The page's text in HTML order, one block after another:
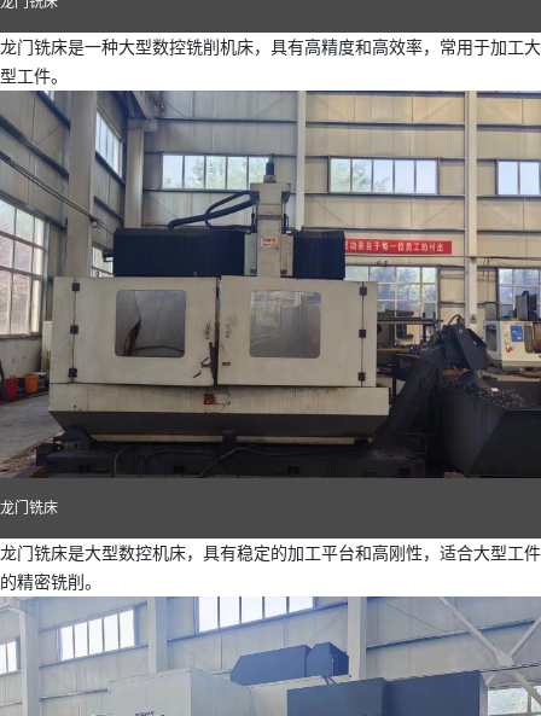
龙门铣床是一种大型数控铣削机床，具有高精度和高效率，常用于加工大
型工件。
龙门铣床
龙门铣床是大型数控机床，具有稳定的加工平台和高刚性，适合大型工件
的精密铣削。